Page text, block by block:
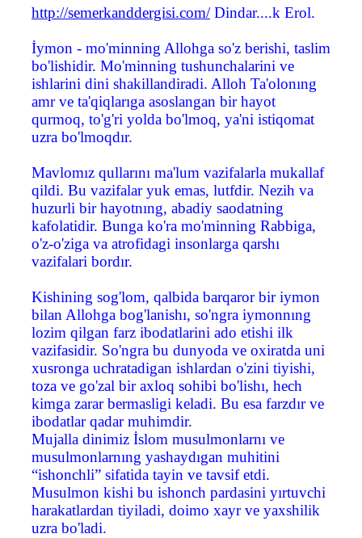
http://semerkanddergisi.com/Dindar....k Erol.
İymon - mo'minning Allohga so'z berishi, taslim
bo'lishidir. Mo'minning tushunchalarini ve
ishlarini dini shakillandiradi. Alloh Ta'olonıng
amr ve ta'qiqlarıga asoslangan bir hayot
qurmoq, to'g'ri yolda bo'lmoq, ya'ni istiqomat
uzra bo'lmoqdır.
Mavlomız qullarını ma'lum vazifalarla mukallaf
qildi. Bu vazifalar yuk emas, lutfdir. Nezih va
huzurli bir hayotnıng, abadiy saodatning
kafolatidir. Bunga ko'ra mo'minning Rabbiga,
o'z-o'ziga va atrofidagi insonlarga qarshı
vazifalari bordır.
Kishining sog'lom, qalbida barqaror bir iymon
bilan Allohga bog'lanishı, so'ngra iymonnıng
lozim qilgan farz ibodatlarini ado etishi ilk
vazifasidir. So'ngra bu dunyoda ve oxiratda uni
xusronga uchratadigan ishlardan o'zini tiyishi,
toza ve go'zal bir axloq sohibi bo'lishı, hech
kimga zarar bermasligi keladi. Bu esa farzdır ve
ibodatlar qadar muhimdir.
Mujalla dinimiz İslom musulmonlarnı ve
musulmonlarnıng yashaydıgan muhitini
“ishonchli” sifatida tayin ve tavsif etdi.
Musulmon kishi bu ishonch pardasini yırtuvchi
harakatlardan tiyiladi, doimo xayr ve yaxshilik
uzra bo'ladi.